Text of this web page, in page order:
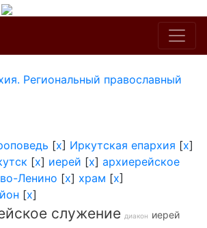
Региональный православный
[x] Иркутская епархия [x]
[x] иерей [x] архиерейское
Ленино [x] храм [x]
[x]
служение диакон иерей